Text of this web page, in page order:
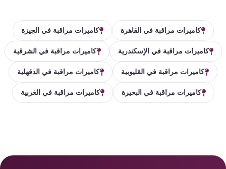
كاميرات مراقبة في القاهرة كاميرات مراقبة في الجيزة
كاميرات مراقبة في الإسكندرية كاميرات مراقبة في الشرقية
كاميرات مراقبة في القليوبية كاميرات مراقبة في الدقهلية
كاميرات مراقبة في البحيرة كاميرات مراقبة في الغربية